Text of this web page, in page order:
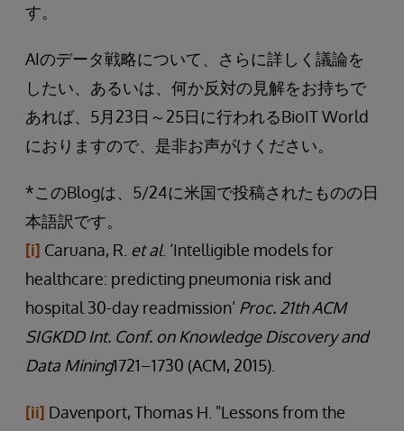
す。
AIのデータ戦略について、さらに詳しく議論を
したい、あるいは、何か反対の見解をお持ちで
あれば、5月23日～25日に行われるBioIT World
におりますので、是非お声がけください。
*このBlogは、5/24に米国で投稿されたものの日
本語訳です。
[i] Caruana, R. et al. ‘Intelligible models for
healthcare: predicting pneumonia risk and
hospital 30-day readmission’ Proc. 21th ACM
SIGKDD Int. Conf. on Knowledge Discovery and
Data Mining1721–1730 (ACM, 2015).
[ii] Davenport, Thomas H. "Lessons from the